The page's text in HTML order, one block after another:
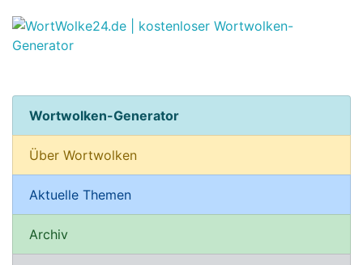
Wortwolken-Generator
Über Wortwolken
Aktuelle Themen
Archiv